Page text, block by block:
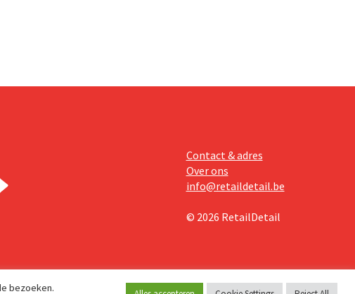
Contact & adres
Over ons
info@retaildetail.be
© 2026 RetailDetail
bezoeken.